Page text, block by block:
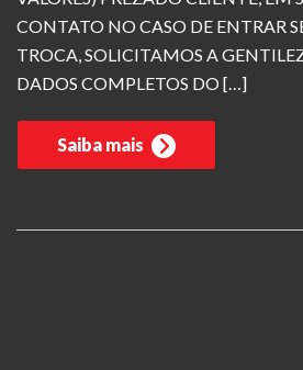
CONTATO NO CASO DE ENTRAR
TROCA, SOLICITAMOS A
DADOS COMPLETOS DO […]
Saiba mais